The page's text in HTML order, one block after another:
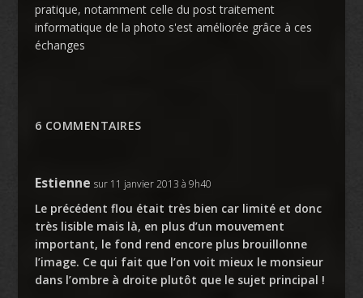
pratique, notamment celle du post traitement
informatique de la photo s'est améliorée grâce à ces
échanges
6 COMMENTAIRES
Estienne sur 11 janvier 2013 à 9h40
Le précédent flou était très bien car limité et donc
très lisible mais là, en plus d’un mouvement
important, le fond rend encore plus brouillonne
l’image. Ce qui fait que l’on voit mieux le monsieur
dans l’ombre à droite plutôt que le sujet principal !